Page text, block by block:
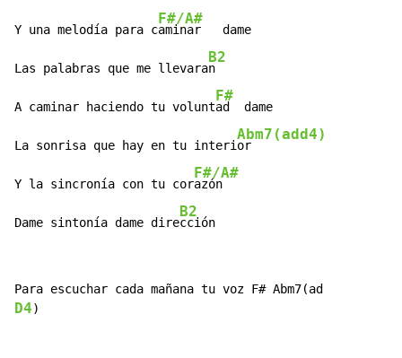
Y una melodía para c
F#/A#
aminar   dame
Las palabras que me llevara
B2
n
A caminar haciendo tu volunt
F#
ad  dame
La sonrisa que hay en tu interi
Abm7(add4)
or
Y la sincronía con tu cor
F#/A#
azón
Dame sintonía dame dire
B2
cción
D4)